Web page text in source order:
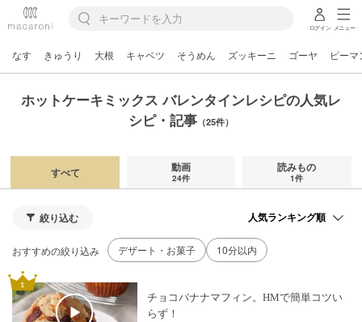
ログイン メニュー
なす きゅうり 大根 キャベツ そうめん ズッキーニ ゴーヤ ピーマ
ホットケーキミックス バレンタインレシピの人気レ
シピ・記事 （25件）
すべて 動画
24件
読みもの
1件
絞り込む
おすすめの絞り込み デザート・お菓子 10分以内
チョコバナナマフィン。HMで簡単コツい
らず！